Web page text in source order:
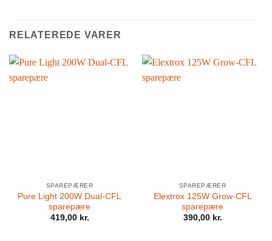
RELATEREDE VARER
SPAREPÆRER
Pure Light 200W Dual-CFL
sparepære
419,00 kr.
SPAREPÆRER
Elextrox 125W Grow-CFL
sparepære
390,00 kr.